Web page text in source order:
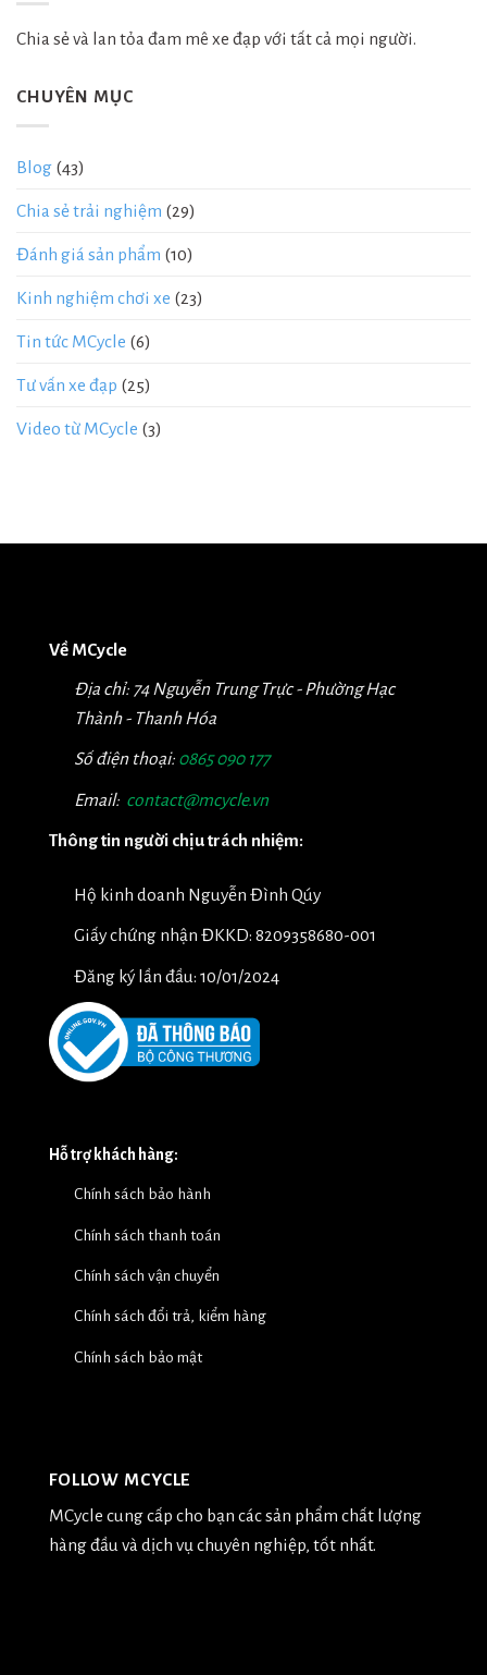
Chia sẻ và lan tỏa đam mê xe đạp với tất cả mọi người.
CHUYÊN MỤC
Blog (43)
Chia sẻ trải nghiệm (29)
Đánh giá sản phẩm (10)
Kinh nghiệm chơi xe (23)
Tin tức MCycle (6)
Tư vấn xe đạp (25)
Video từ MCycle (3)
Về MCycle
Địa chỉ: 74 Nguyễn Trung Trực - Phường Hạc
Thành - Thanh Hóa
Số điện thoại: 0865 090 177
Email: contact@mcycle.vn
Thông tin người chịu trách nhiệm:
Hộ kinh doanh Nguyễn Đình Qúy
Giấy chứng nhận ĐKKD: 8209358680-001
Đăng ký lần đầu: 10/01/2024
Hỗ trợ khách hàng:
Chính sách bảo hành
Chính sách thanh toán
Chính sách vận chuyển
Chính sách đổi trả, kiểm hàng
Chính sách bảo mật
FOLLOW MCYCLE
MCycle cung cấp cho bạn các sản phẩm chất lượng
hàng đầu và dịch vụ chuyên nghiệp, tốt nhất.